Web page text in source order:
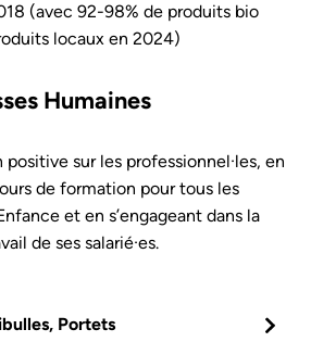
(avec 92-98% de produits bio
locaux en 2024)
Humaines
sur les professionnel·les, en
de formation pour tous les
et en s’engageant dans la
de ses salarié·es.
Portets